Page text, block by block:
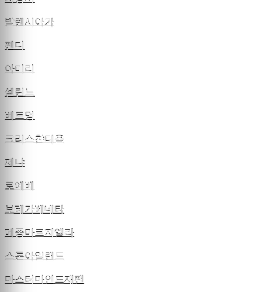
발렌시아가
펜디
아미리
셀린느
베트멍
크리스챤디올
제냐
로에베
보테가베네타
메종마르지엘라
스톤아일랜드
마스터마인드재팬